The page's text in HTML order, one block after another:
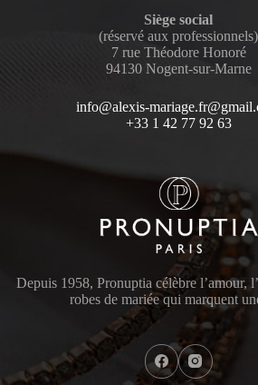
Siège social
(réservé aux professionnels)
7 rue Théodore Honoré
94130 Nogent-sur-Marne
info@alexis-
+33 1 42 77 92 63
Depuis 1958, Pronuptia célèbre l’amour,
robes de mariée qui marquent